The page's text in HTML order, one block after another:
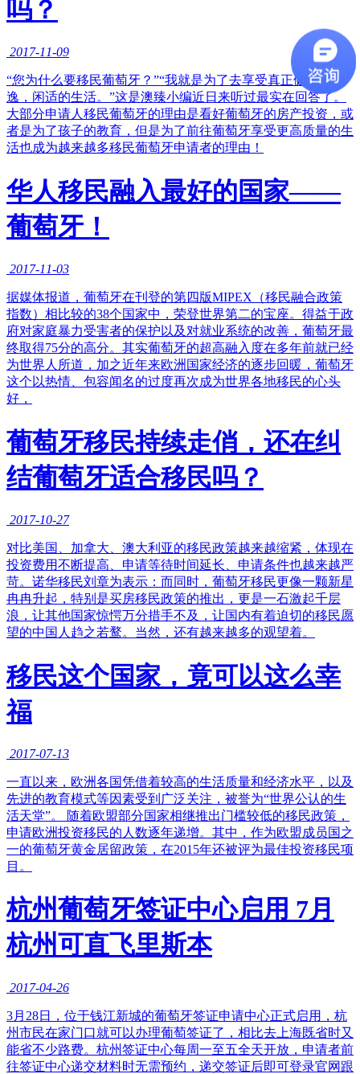
吗？
2017-11-09
“您为什么要移民葡萄牙？”“我就是为了去享受真正健康，安
逸，闲适的生活。”这是澳臻小编近日来听过最实在回答了。
大部分申请人移民葡萄牙的理由是看好葡萄牙的房产投资，或
者是为了孩子的教育，但是为了前往葡萄牙享受更高质量的生
活也成为越来越多移民葡萄牙申请者的理由！
华人移民融入最好的国家——
葡萄牙！
2017-11-03
据媒体报道，葡萄牙在刊登的第四版MIPEX（移民融合政策
指数）相比较的38个国家中，荣登世界第二的宝座。得益于政
府对家庭暴力受害者的保护以及对就业系统的改善，葡萄牙最
终取得75分的高分。其实葡萄牙的超高融入度在多年前就已经
为世界人所道，加之近年来欧洲国家经济的逐步回暖，葡萄牙
这个以热情、包容闻名的过度再次成为世界各地移民的心头
好，
葡萄牙移民持续走俏，还在纠
结葡萄牙适合移民吗？
2017-10-27
对比美国、加拿大、澳大利亚的移民政策越来越缩紧，体现在
投资费用不断提高、申请等待时间延长、申请条件也越来越严
苛。诺华移民刘章为表示：而同时，葡萄牙移民更像一颗新星
冉冉升起，特别是买房移民政策的推出，更是一石激起千层
浪，让其他国家惊愕万分措手不及，让国内有着迫切的移民愿
望的中国人趋之若鹜。当然，还有越来越多的观望着。
移民这个国家，竟可以这么幸
福
2017-07-13
一直以来，欧洲各国凭借着较高的生活质量和经济水平，以及
先进的教育模式等因素受到广泛关注，被誉为“世界公认的生
活天堂”。 随着欧盟部分国家相继推出门槛较低的移民政策，
申请欧洲投资移民的人数逐年递增。其中，作为欧盟成员国之
一的葡萄牙黄金居留政策，在2015年还被评为最佳投资移民项
目。
杭州葡萄牙签证中心启用 7月
杭州可直飞里斯本
2017-04-26
3月28日，位于钱江新城的葡萄牙签证申请中心正式启用，杭
州市民在家门口就可以办理葡萄签证了，相比去上海既省时又
能省不少路费。杭州签证中心每周一至五全天开放，申请者前
往签证中心递交材料时无需预约，递交签证后即可登录官网跟